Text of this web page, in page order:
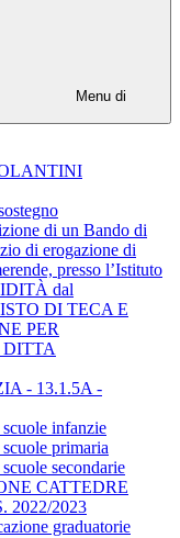
Menu di
di un Bando di
di erogazione di
presso l’Istituto
dal
DI TECA E
PER
- 13.1.5A -
infanzie
primaria
secondarie
CATTEDRE
2022/2023
graduatorie